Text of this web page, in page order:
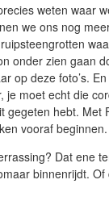
weten waar
we ons nog
onder zien gaan
op deze foto’s.
je moet echt die
gegeten hebt. Met
vooraf beginnen.
Dat ene
binnenrijdt.